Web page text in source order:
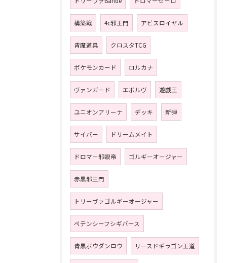
構築戦 4c邪王門 アビスロイヤル
青魔道具 クロスタTCG
ポケモンカード ロルカナ
ヴァンガード エボルヴ 遊戯王
ユニオンアリーナ デッキ 新弾
サイバー ドリームメイト
ドロマー邪眼帝 ゴルギーオージャー
赤黒邪王門
トリーヴァゴルギーオージャー
ペテンシーフシギバース
青黒ボウダンロウ リースドギラゴン王道